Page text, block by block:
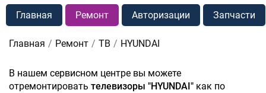
Главная Ремонт Авторизации Запчасти
Главная Ремонт ТВ HYUNDAI
В нашем сервисном центре вы можете
отремонтировать телевизоры "HYUNDAI" как по